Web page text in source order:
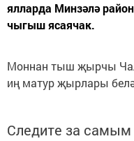
ялларда Минзәлә
чыгыш ясаячак.
Моннан тыш җырчы
иң матур җырлары
Следите за